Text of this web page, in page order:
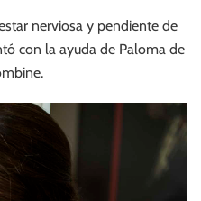
nerviosa y pendiente de
con la ayuda de Paloma de